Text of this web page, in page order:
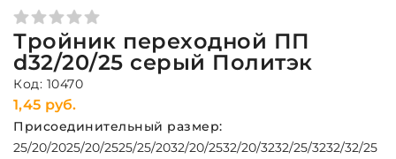
Тройник переходной ПП
d32/20/25 серый Политэк
Код: 10470
1,45 руб.
Присоединительный размер:
25/20/2025/20/2525/25/2032/20/2532/20/3232/25/3232/32/25